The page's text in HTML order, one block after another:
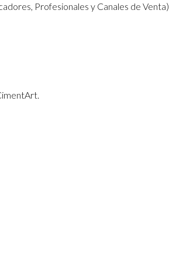
Profesionales y Canales de Venta)